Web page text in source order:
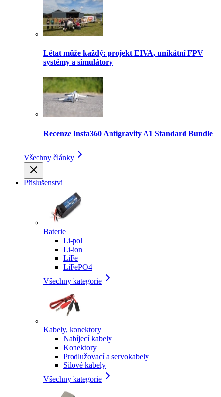
Létat může každý: projekt EIVA, unikátní FPV
systémy a simulátory
Recenze Insta360 Antigravity A1 Standard Bundle
Všechny články
Příslušenství
Baterie
Li-pol
Li-ion
LiFe
LiFePO4
Všechny kategorie
Kabely, konektory
Nabíjecí kabely
Konektory
Prodlužovací a servokabely
Silové kabely
Všechny kategorie